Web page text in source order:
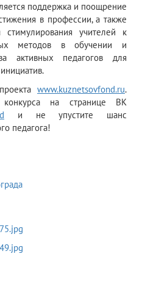
поддержка и поощрение
в профессии, а также
учителей к
методов в обучении и
активных педагогов для
www.kuznetsovfond.ru.
на странице ВК
и не упустите шанс
педагога!